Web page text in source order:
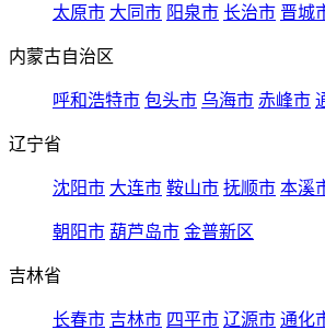
太原市 大同市 阳泉市 长治市 晋城
内蒙古自治区
呼和浩特市 包头市 乌海市 赤峰市
辽宁省
沈阳市 大连市 鞍山市 抚顺市 本溪
朝阳市 葫芦岛市 金普新区
吉林省
长春市 吉林市 四平市 辽源市 通化